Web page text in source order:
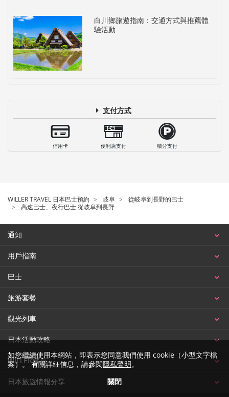
白川鄉旅遊指南：交通方式與推薦體
驗活動
支付方式
信用卡 便利店支付 積分支付
WILLER TRAVEL 日本巴士預約 岐阜
從岐阜到長野的巴士
高速巴士、夜行巴士 從岐阜到長野
通知
用戶指南
巴士
旅游套餐
觀光列車
日本活動攻略
WILLER會員
日本旅遊情報分享
如您繼續使用本網站，即表示您同意我們使用 cookie（小型文字檔
案）。 有關詳細信息，請參閱隱私聲明。
關閉